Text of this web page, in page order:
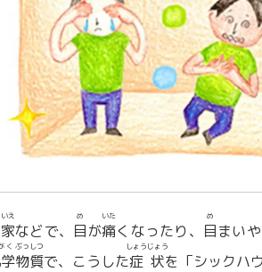
家
いえ
などで、 目
め
が痛
いた
くなったり、 目
め
まい
く
物質
ぶっしつ
で、こうした症状
しょうじょう
を「シックハ